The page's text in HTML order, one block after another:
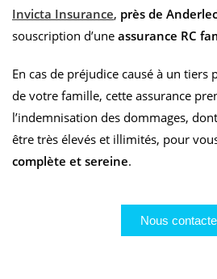
Invicta Insurance, près de
souscription d’une assurance RC
En cas de préjudice causé à un
de votre famille, cette assurance
l’indemnisation des dommages,
être très élevés et illimités, pour
complète et sereine.
Nous